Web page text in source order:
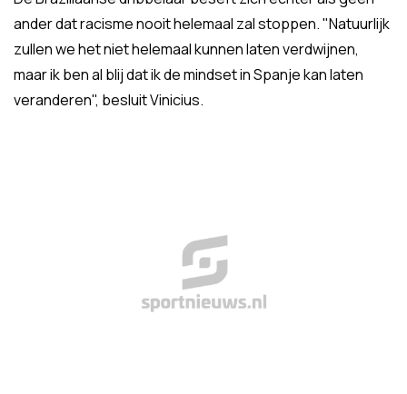
ander dat racisme nooit helemaal zal stoppen. "Natuurlijk
zullen we het niet helemaal kunnen laten verdwijnen,
maar ik ben al blij dat ik de mindset in Spanje kan laten
veranderen", besluit Vinicius.